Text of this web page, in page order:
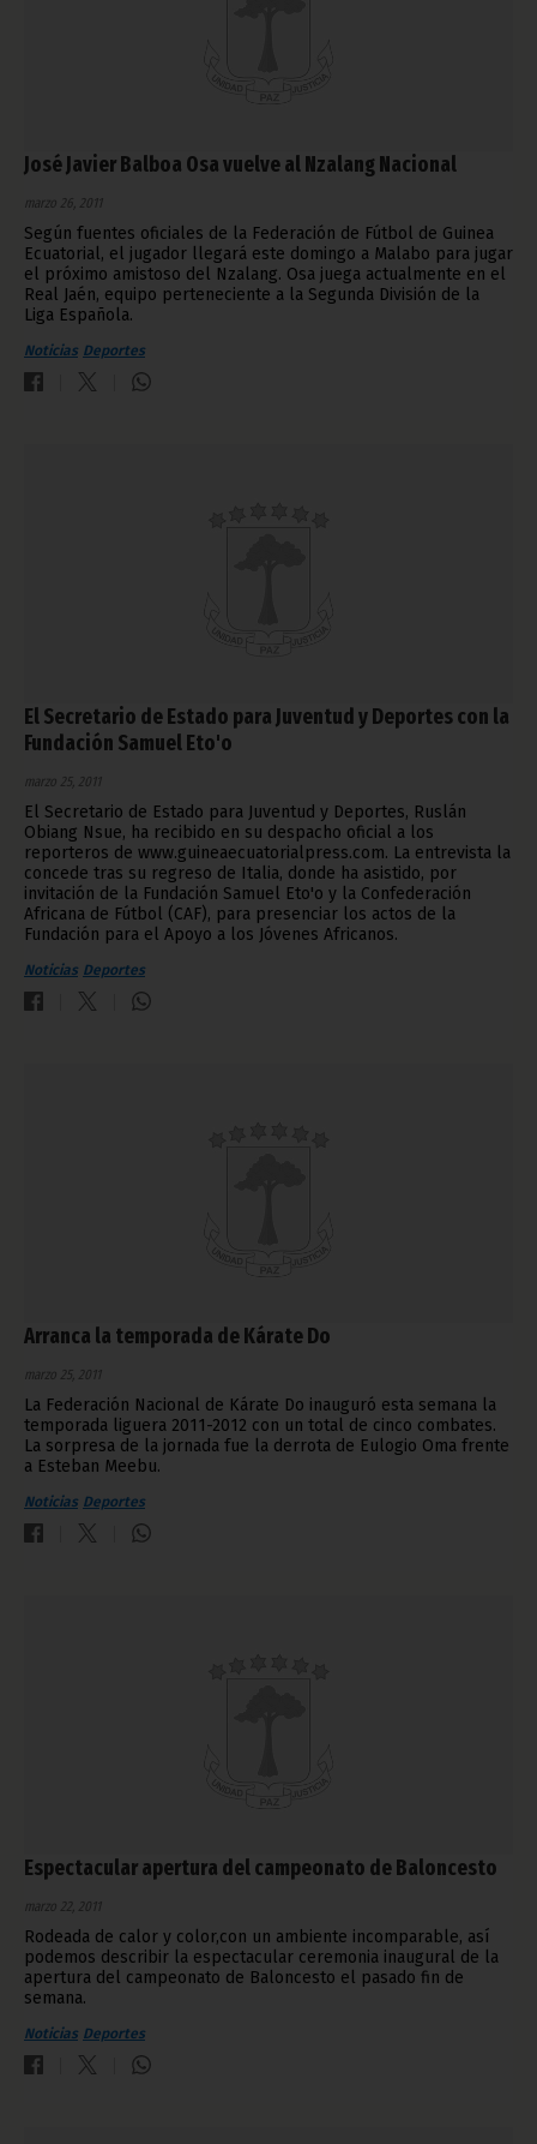
José Javier Balboa Osa vuelve al Nzalang Nacional
marzo 26, 2011
Según fuentes oficiales de la Federación de Fútbol de Guinea
Ecuatorial, el jugador llegará este domingo a Malabo para jugar
el próximo amistoso del Nzalang. Osa juega actualmente en el
Real Jaén, equipo perteneciente a la Segunda División de la
Liga Española.
Noticias Deportes
El Secretario de Estado para Juventud y Deportes con la
Fundación Samuel Eto'o
marzo 25, 2011
El Secretario de Estado para Juventud y Deportes, Ruslán
Obiang Nsue, ha recibido en su despacho oficial a los
reporteros de www.guineaecuatorialpress.com. La entrevista la
concede tras su regreso de Italia, donde ha asistido, por
invitación de la Fundación Samuel Eto'o y la Confederación
Africana de Fútbol (CAF), para presenciar los actos de la
Fundación para el Apoyo a los Jóvenes Africanos.
Noticias Deportes
Arranca la temporada de Kárate Do
marzo 25, 2011
La Federación Nacional de Kárate Do inauguró esta semana la
temporada liguera 2011-2012 con un total de cinco combates.
La sorpresa de la jornada fue la derrota de Eulogio Oma frente
a Esteban Meebu.
Noticias Deportes
Espectacular apertura del campeonato de Baloncesto
marzo 22, 2011
Rodeada de calor y color,con un ambiente incomparable, así
podemos describir la espectacular ceremonia inaugural de la
apertura del campeonato de Baloncesto el pasado fin de
semana.
Noticias Deportes